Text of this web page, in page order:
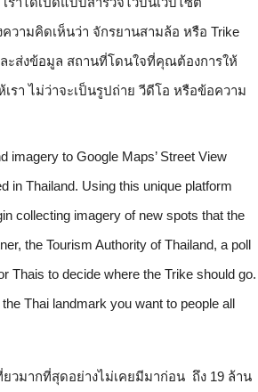
วามคิดเห็นว่า จักรยานสามล้อ หรือ Trike
ะส่งข้อมูล สถานที่โดนใจที่คุณต้องการให้
รา ไม่ว่าจะเป็นรูปถ่าย วีดีโอ หรือข้อความ
imagery to Google Maps’ Street View
in Thailand. Using this unique platform
collecting imagery of new spots that the
the Tourism Authority of Thailand, a poll
Thais to decide where the Trike should go.
Thai landmark you want to people all
มากที่สุดอย่างไม่เคยมีมาก่อน  ถึง 19 ล้าน